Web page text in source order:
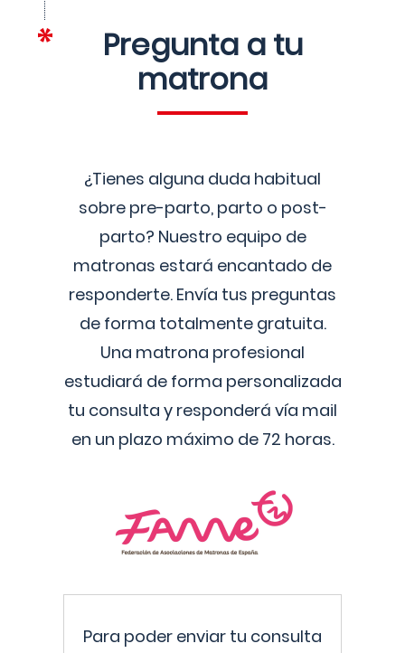
Pregunta a tu
matrona
¿Tienes alguna duda habitual
sobre pre-parto, parto o post-
parto? Nuestro equipo de
matronas estará encantado de
responderte. Envía tus preguntas
de forma totalmente gratuita.
Una matrona profesional
estudiará de forma personalizada
tu consulta y responderá vía mail
en un plazo máximo de 72 horas.
Para poder enviar tu consulta